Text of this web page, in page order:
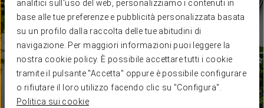
analitici sull'uso del web, personalizziamo i contenuti in
base alle tue preferenze e pubblicità personalizzata basata
su un profilo dalla raccolta delle tue abitudini di
navigazione. Per maggiori informazioni puoi leggere la
nostra cookie policy. È possibile accettare tutti i cookie
tramite il pulsante "Accetta" oppure è possibile configurare
o rifiutare il loro utilizzo facendo clic su "Configura".
Politica sui cookie